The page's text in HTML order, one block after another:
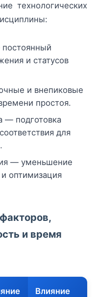
технологических
и статусов
и внепиковые
простоя.
— подготовка
для
— уменьшение
оптимизация
и время
Влияние